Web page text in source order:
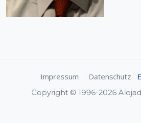
Impressum Datenschutz
Copyright © 1996-2026